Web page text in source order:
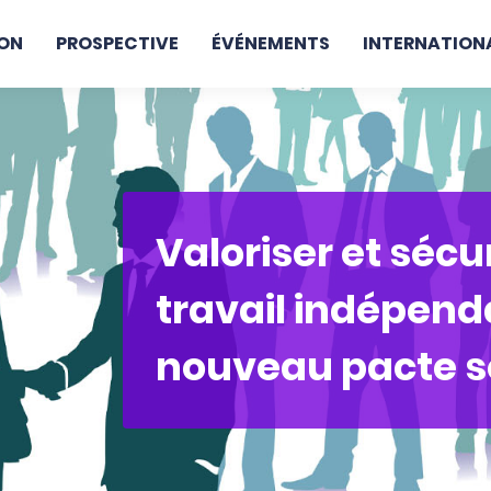
PROSPECTIVE ÉVÉNEMENTS
Valoriser et
travail
nouveau pacte